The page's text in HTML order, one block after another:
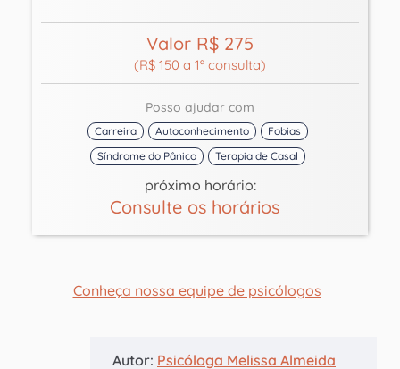
Valor R$ 275
(R$ 150 a 1ª consulta)
Posso ajudar com
Carreira Autoconhecimento
Fobias
Síndrome do Pânico
Terapia de Casal
próximo horário:
Consulte os horários
Conheça nossa equipe de psicólogos
Autor: Psicóloga Melissa Almeida